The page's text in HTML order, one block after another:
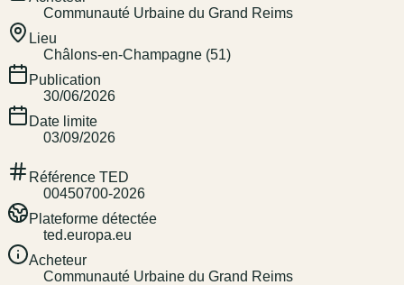
Communauté Urbaine du Grand Reims
Lieu
Châlons-en-Champagne (51)
Publication
30/06/2026
Date limite
03/09/2026
Référence TED
00450700-2026
Plateforme détectée
ted.europa.eu
Acheteur
Communauté Urbaine du Grand Reims